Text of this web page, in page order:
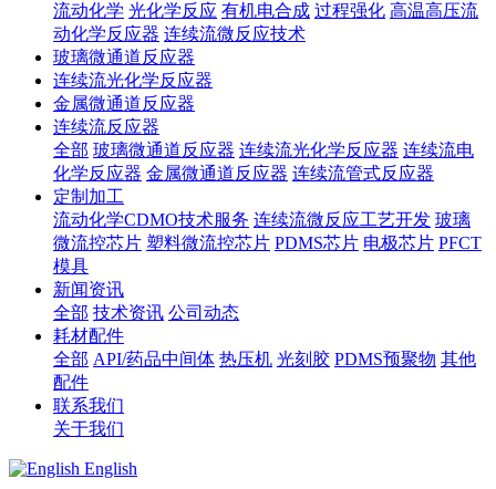
流动化学 光化学反应 有机电合成 过程强化 高温高压流
动化学反应器 连续流微反应技术
玻璃微通道反应器
连续流光化学反应器
金属微通道反应器
连续流反应器
全部 玻璃微通道反应器 连续流光化学反应器 连续流电
化学反应器 金属微通道反应器 连续流管式反应器
定制加工
流动化学CDMO技术服务 连续流微反应工艺开发 玻璃
微流控芯片 塑料微流控芯片 PDMS芯片 电极芯片 PFCT
模具
新闻资讯
全部 技术资讯 公司动态
耗材配件
全部 API/药品中间体 热压机 光刻胶 PDMS预聚物 其他
配件
联系我们
关于我们
English